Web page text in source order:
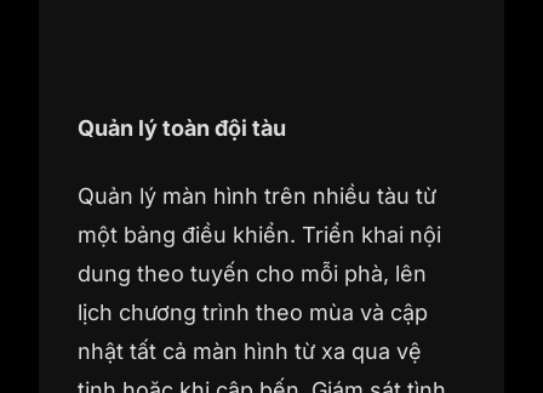
Quản lý toàn đội tàu
Quản lý màn hình trên nhiều tàu từ
một bảng điều khiển. Triển khai nội
dung theo tuyến cho mỗi phà, lên
lịch chương trình theo mùa và cập
nhật tất cả màn hình từ xa qua vệ